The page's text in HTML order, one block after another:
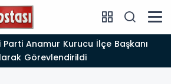
tutuklandı